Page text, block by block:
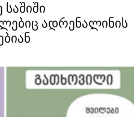
ადრენალინის